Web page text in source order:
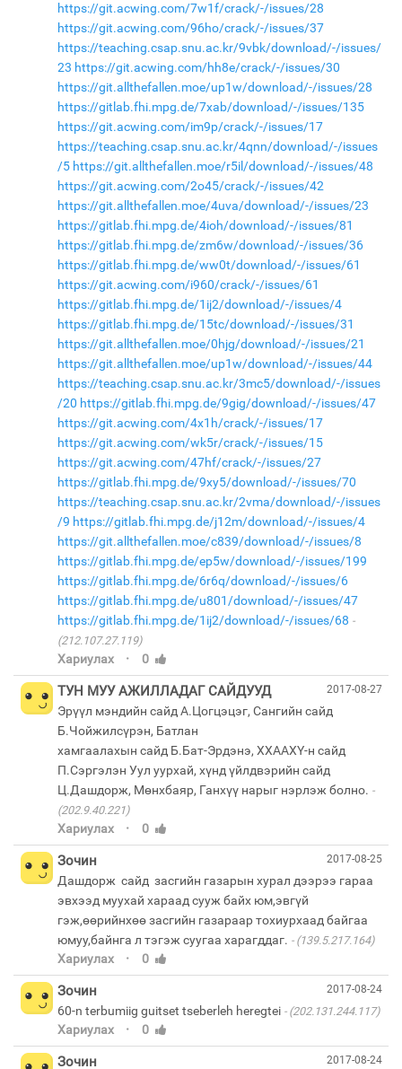
https://git.acwing.com/7w1f/crack/-/issues/28
https://git.acwing.com/96ho/crack/-/issues/37
https://teaching.csap.snu.ac.kr/9vbk/download/-/issues/
23 https://git.acwing.com/hh8e/crack/-/issues/30
https://git.allthefallen.moe/up1w/download/-/issues/28
https://gitlab.fhi.mpg.de/7xab/download/-/issues/135
https://git.acwing.com/im9p/crack/-/issues/17
https://teaching.csap.snu.ac.kr/4qnn/download/-/issues
/5 https://git.allthefallen.moe/r5il/download/-/issues/48
https://git.acwing.com/2o45/crack/-/issues/42
https://git.allthefallen.moe/4uva/download/-/issues/23
https://gitlab.fhi.mpg.de/4ioh/download/-/issues/81
https://gitlab.fhi.mpg.de/zm6w/download/-/issues/36
https://gitlab.fhi.mpg.de/ww0t/download/-/issues/61
https://git.acwing.com/i960/crack/-/issues/61
https://gitlab.fhi.mpg.de/1ij2/download/-/issues/4
https://gitlab.fhi.mpg.de/15tc/download/-/issues/31
https://git.allthefallen.moe/0hjg/download/-/issues/21
https://git.allthefallen.moe/up1w/download/-/issues/44
https://teaching.csap.snu.ac.kr/3mc5/download/-/issues
/20 https://gitlab.fhi.mpg.de/9gig/download/-/issues/47
https://git.acwing.com/4x1h/crack/-/issues/17
https://git.acwing.com/wk5r/crack/-/issues/15
https://git.acwing.com/47hf/crack/-/issues/27
https://gitlab.fhi.mpg.de/9xy5/download/-/issues/70
https://teaching.csap.snu.ac.kr/2vma/download/-/issues
/9 https://gitlab.fhi.mpg.de/j12m/download/-/issues/4
https://git.allthefallen.moe/c839/download/-/issues/8
https://gitlab.fhi.mpg.de/ep5w/download/-/issues/199
https://gitlab.fhi.mpg.de/6r6q/download/-/issues/6
https://gitlab.fhi.mpg.de/u801/download/-/issues/47
https://gitlab.fhi.mpg.de/1ij2/download/-/issues/68
(212.107.27.119)
Хариулах · 0
2017-08-27
ТУН МУУ АЖИЛЛАДАГ САЙДУУД
Эрүүл мэндийн сайд А.Цогцэцэг, Сангийн сайд
Б.Чойжилсүрэн, Батлан
хамгаалахын сайд Б.Бат-Эрдэнэ, ХХААХҮ-н сайд
П.Сэргэлэн Уул уурхай, хүнд үйлдвэрийн сайд
Ц.Дашдорж, Мөнхбаяр, Ганхүү нарыг нэрлэж болно.
(202.9.40.221)
Хариулах · 0
2017-08-25
Зочин
Дашдорж сайд засгийн газарын хурал дээрээ гараа
эвхээд муухай хараад сууж байх юм,эвгүй
гэж,өөрийнхөө засгийн газараар тохиурхаад байгаа
юмуу,байнга л тэгэж суугаа харагддаг.
(139.5.217.164)
Хариулах · 0
2017-08-24
Зочин
60-n terbumiig guitset tseberleh heregtei (202.131.244.117)
Хариулах · 0
2017-08-24
Зочин